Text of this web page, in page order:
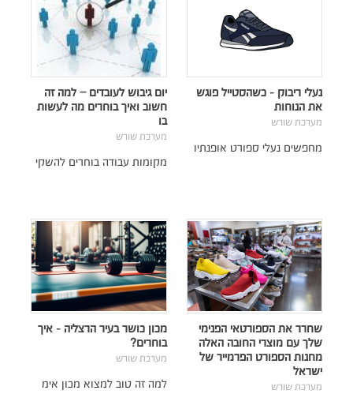
נעלי ריבוק - כשהסטייל פוגש
את הנוחות
מערכת שורש
מחפשים נעלי ספורט אופנתיו
יום גיבוש לעובדים – למה זה
חשוב ואיך בוחרים מה לעשות
בו
מערכת שורש
מקומות עבודה בוחרים להשקי
שחרר את הספורטאי הפנימי
שלך עם מוצרי החובה האלה
מחנות הספורט הפרמייר של
ישראל
מערכת שורש
מכון כושר בעיר הרצליה - איך
בוחרים?
מערכת שורש
למה זה טוב למצוא מכון אימ